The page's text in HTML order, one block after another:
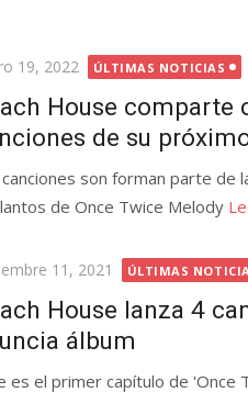
19, 2022 ÚLTIMAS NOTICIAS
House comparte
de su
canciones son forman parte de
de Once Twice Melody
11, 2021 ÚLTIMAS
House lanza 4
álbum
es el primer capítulo de 'Once